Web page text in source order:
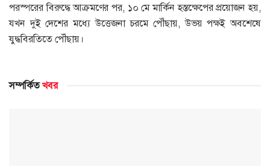
পরস্পরের বিরুদ্ধে আক্রমণের পর, ১০ মে মার্কিন হস্তক্ষেপের প্রয়োজন হয়,
যখন দুই দেশের মধ্যে উত্তেজনা চরমে পৌঁছায়, উভয় পক্ষই অবশেষে
যুদ্ধবিরতিতে পৌঁছায়।
সম্পর্কিতখবর